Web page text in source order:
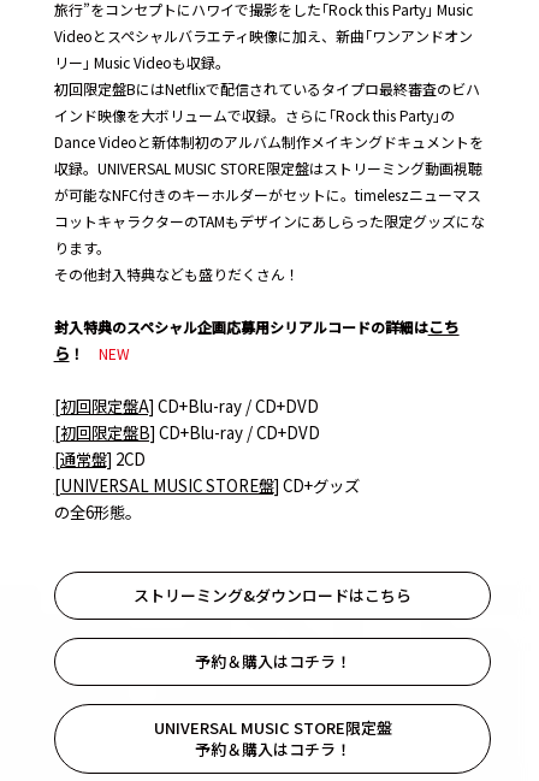
旅行”をコンセプトにハワイで撮影をした｢Rock this Party｣ Music
Videoとスペシャルバラエティ映像に加え、新曲｢ワンアンドオン
リー｣ Music Videoも収録。
初回限定盤BにはNetflixで配信されているタイプロ最終審査のビハ
インド映像を大ボリュームで収録。さらに｢Rock this Party｣の
Dance Videoと新体制初のアルバム制作メイキングドキュメントを
収録。UNIVERSAL MUSIC STORE限定盤はストリーミング動画視聴
が可能なNFC付きのキーホルダーがセットに。timeleszニューマス
コットキャラクターのTAMもデザインにあしらった限定グッズにな
ります。
その他封入特典なども盛りだくさん！
封入特典のスペシャル企画応募用シリアルコードの詳細はこち
ら ！ NEW
[初回限定盤A] CD+Blu-ray / CD+DVD
[初回限定盤B] CD+Blu-ray / CD+DVD
[通常盤] 2CD
[UNIVERSAL MUSIC STORE盤] CD+グッズ
の全6形態。
ストリーミング&ダウンロードはこちら
予約＆購入はコチラ！
UNIVERSAL MUSIC STORE限定盤
予約＆購入はコチラ！